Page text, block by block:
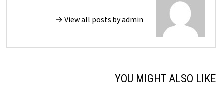
View all posts by admin →
YOU MIGHT ALSO LIKE